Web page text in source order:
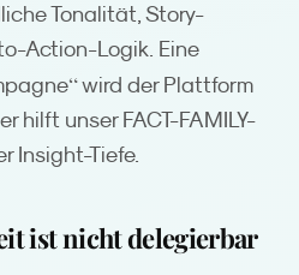
Tonalität, Story-
Action-Logik. Eine
“wird der Plattform
hilft unser FACT-FAMILY-
Insight-Tiefe.
ist nicht delegierbar